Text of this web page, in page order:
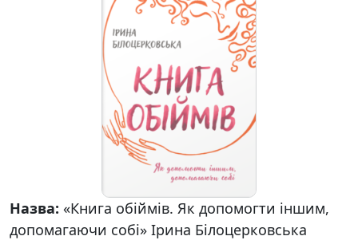
Назва: «Книга обіймів. Як допомогти іншим,
допомагаючи собі» Ірина Білоцерковська